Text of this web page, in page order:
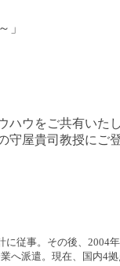
」
ウをご共有い
屋貴司教授に
従事。その後、
派遣。現在、国内